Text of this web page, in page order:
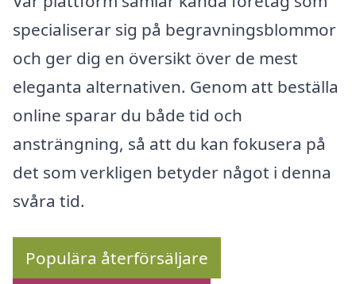
specialiserar sig på begravningsblommor
och ger dig en översikt över de mest
eleganta alternativen. Genom att beställa
online sparar du både tid och
ansträngning, så att du kan fokusera på
det som verkligen betyder något i denna
svåra tid.
Populära återförsäljare